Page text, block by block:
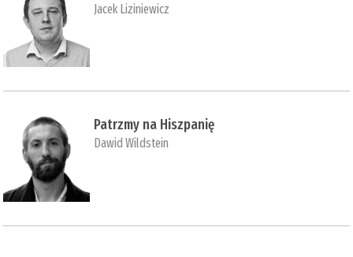
Jacek Liziniewicz
Patrzmy na Hiszpanię
Dawid Wildstein